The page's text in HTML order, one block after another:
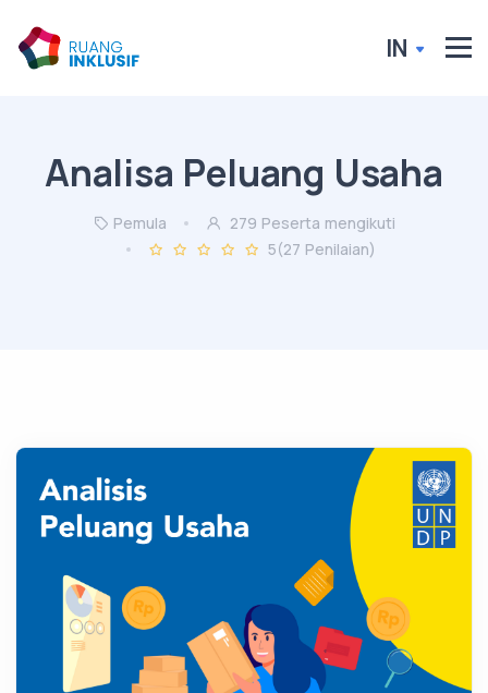
IN
Analisa Peluang Usaha
Pemula
279 Peserta mengikuti
5(27 Penilaian)